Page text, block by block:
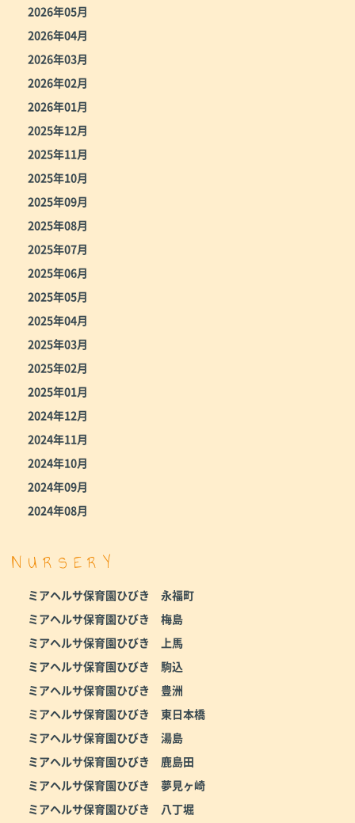
2026年05月
2026年04月
2026年03月
2026年02月
2026年01月
2025年12月
2025年11月
2025年10月
2025年09月
2025年08月
2025年07月
2025年06月
2025年05月
2025年04月
2025年03月
2025年02月
2025年01月
2024年12月
2024年11月
2024年10月
2024年09月
2024年08月
NURSERY
ミアヘルサ保育園ひびき 永福町
ミアヘルサ保育園ひびき 梅島
ミアヘルサ保育園ひびき 上馬
ミアヘルサ保育園ひびき 駒込
ミアヘルサ保育園ひびき 豊洲
ミアヘルサ保育園ひびき 東日本橋
ミアヘルサ保育園ひびき 湯島
ミアヘルサ保育園ひびき 鹿島田
ミアヘルサ保育園ひびき 夢見ヶ崎
ミアヘルサ保育園ひびき 八丁堀